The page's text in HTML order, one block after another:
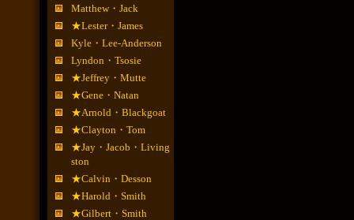
Matthew・Jack
★Lester・James
Kyle・Lee-Anderson
Lyndon・Tsosie
★Jeffrey・Mutte
★Gene・Natan
★Arnold・Blackgoat
★Clayton・Tom
★Jay・Jacob・Living
ston
★Calvin・Desson
★Harold・Smith
★Gilbert・Smith